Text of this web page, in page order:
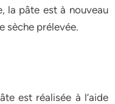
la pâte est à nouveau
sèche prélevée.
est réalisée à l’aide